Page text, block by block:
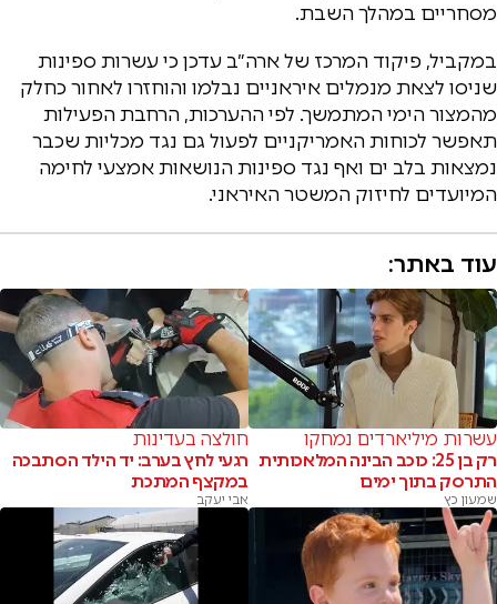
מסחריים במהלך השבת.
במקביל, פיקוד המרכז של ארה״ב עדכן כי עשרות ספינות
שניסו לצאת מנמלים איראניים נבלמו והוחזרו לאחור כחלק
מהמצור הימי המתמשך. לפי ההערכות, הרחבת הפעילות
תאפשר לכוחות האמריקניים לפעול גם נגד מכליות שכבר
נמצאות בלב ים ואף נגד ספינות הנושאות אמצעי לחימה
המיועדים לחיזוק המשטר האיראני.
עוד באתר:
עשרות מיליארדים נמחקו
רק בן 25: כוכב הבינה המלאכותית
התרסק בתוך ימים
שמעון כץ
חולצה בעדינות
רגעי לחץ בערב: יד הילד הסתבכה
במקצף המתכת
אבי יעקב